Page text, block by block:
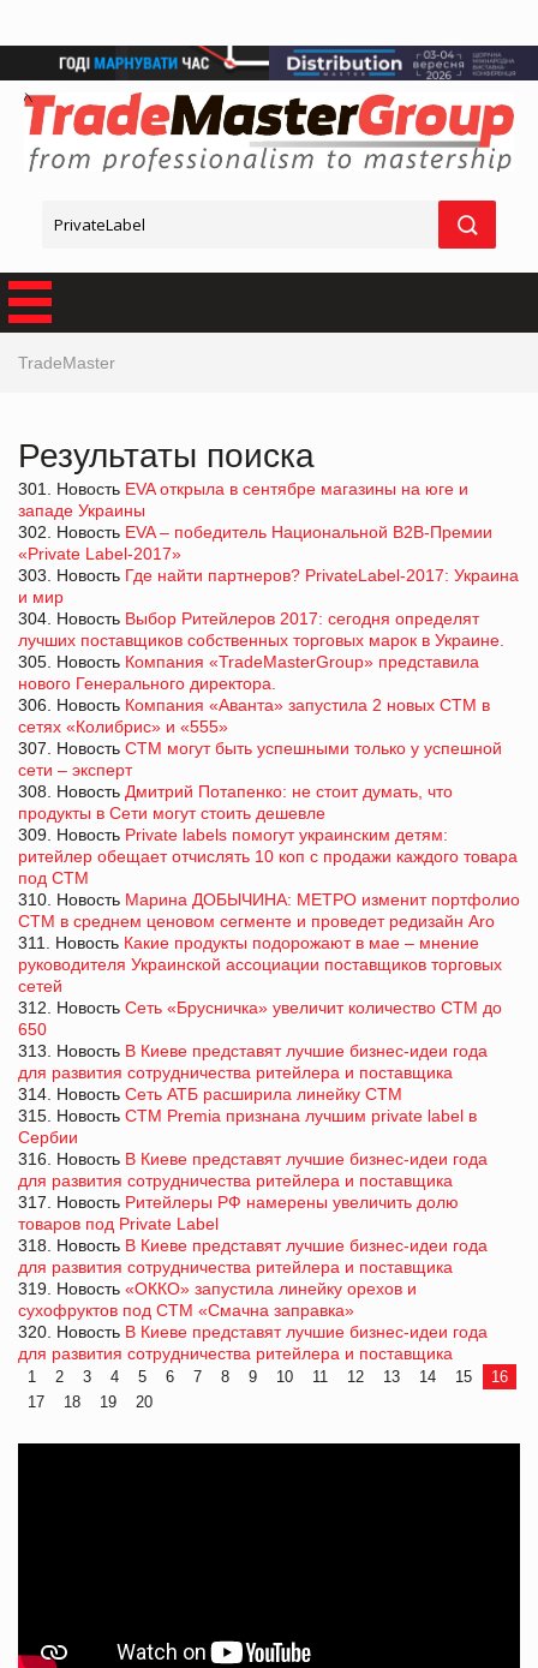
TradeMaster
Результаты поиска
301. Новость EVA открыла в сентябре магазины на юге и
западе Украины
302. Новость EVA – победитель Национальной В2В-Премии
«Private Label-2017»
303. Новость Где найти партнеров? PrivateLabel-2017: Украина
и мир
304. Новость Выбор Ритейлеров 2017: сегодня определят
лучших поставщиков собственных торговых марок в Украине.
305. Новость Компания «TradeMasterGroup» представила
нового Генерального директора.
306. Новость Компания «Аванта» запустила 2 новых СТМ в
сетях «Колибрис» и «555»
307. Новость СТМ могут быть успешными только у успешной
сети – эксперт
308. Новость Дмитрий Потапенко: не стоит думать, что
продукты в Сети могут стоить дешевле
309. Новость Private labels помогут украинским детям:
ритейлер обещает отчислять 10 коп с продажи каждого товара
под СТМ
310. Новость Марина ДОБЫЧИНА: МЕТРО изменит портфолио
СТМ в среднем ценовом сегменте и проведет редизайн Aro
311. Новость Какие продукты подорожают в мае – мнение
руководителя Украинской ассоциации поставщиков торговых
сетей
312. Новость Сеть «Брусничка» увеличит количество СТМ до
650
313. Новость В Киеве представят лучшие бизнес-идеи года
для развития сотрудничества ритейлера и поставщика
314. Новость Сеть АТБ расширила линейку СТМ
315. Новость СТМ Premia признана лучшим private label в
Сербии
316. Новость В Киеве представят лучшие бизнес-идеи года
для развития сотрудничества ритейлера и поставщика
317. Новость Ритейлеры РФ намерены увеличить долю
товаров под Private Label
318. Новость В Киеве представят лучшие бизнес-идеи года
для развития сотрудничества ритейлера и поставщика
319. Новость «ОККО» запустила линейку орехов и
сухофруктов под СТМ «Смачна заправка»
320. Новость В Киеве представят лучшие бизнес-идеи года
для развития сотрудничества ритейлера и поставщика
1 2 3 4 5 6 7 8 9 10 11 12 13 14 15
16
17
18 19 20